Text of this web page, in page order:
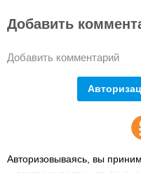
Добавить
Добавить комментарий
Авторизовываясь, вы